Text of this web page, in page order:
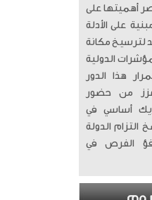
أهميتها على
على الأدلة
لترسيخ مكانة
الدولية
هذا الدور
من حضور
أساسي في
التزام الدولة
الفرص في